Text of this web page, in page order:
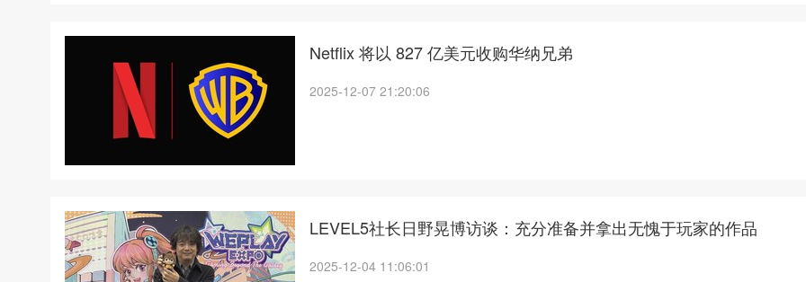
Netflix 将以 827 亿美元收购华纳兄弟
2025-12-07 21:20:06
LEVEL5社长日野晃博访谈：充分准备并拿出无愧于玩家的作品
2025-12-04 11:06:01